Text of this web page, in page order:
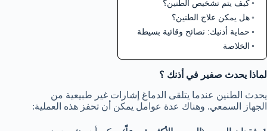
كيف يتم تشخيص الطنين؟
هل يمكن علاج الطنين؟
حماية أذنيك: نصائح وقائية بسيطة
الخلاصة
لماذا يحدث صفير في أذنك ؟
يحدث الطنين عندما يتلقى الدماغ إشارات غير طبيعية من
الجهاز السمعي. وهناك عدة عوامل يمكن أن تحفز هذه العملية: